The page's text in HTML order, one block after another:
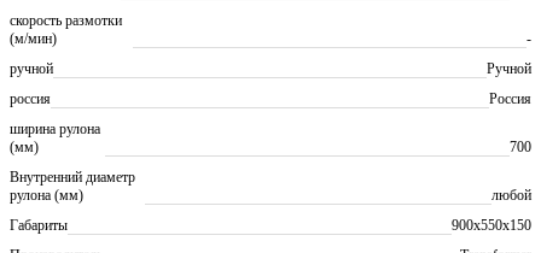
скорость размотки
(м/мин)
-
ручной
Ручной
россия
Россия
ширина рулона
(мм)
700
Внутренний диаметр
рулона (мм)
любой
Габариты
900х550х150